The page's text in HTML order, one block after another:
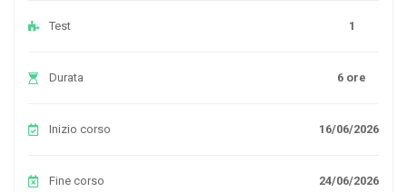
Test 1
Durata 6 ore
Inizio corso 16/06/2026
Fine corso 24/06/2026